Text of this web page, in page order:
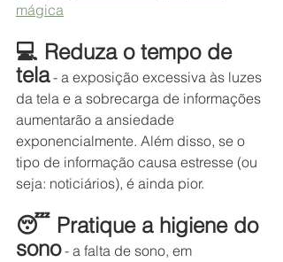
mágica
💻 Reduza o tempo de
tela - a exposição excessiva às luzes
da tela e a sobrecarga de informações
aumentarão a ansiedade
exponencialmente. Além disso, se o
tipo de informação causa estresse (ou
seja: noticiários), é ainda pior.
😴 Pratique a higiene do
sono - a falta de sono, em